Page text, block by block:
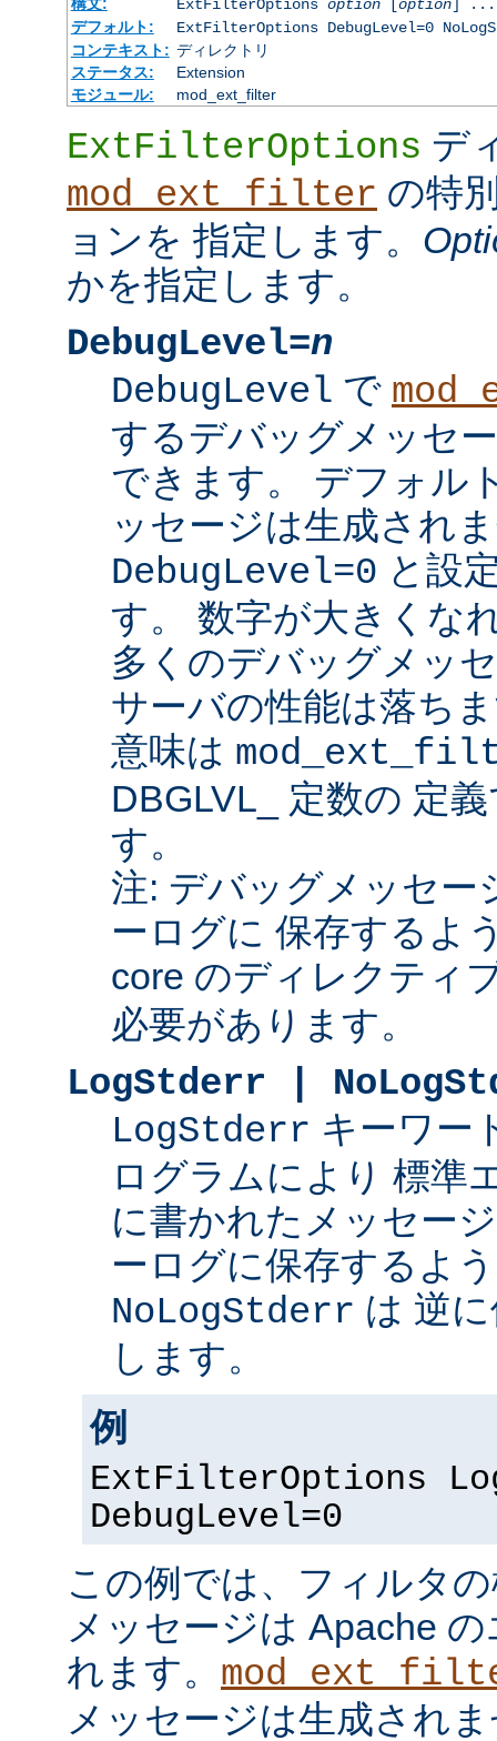
ExtFilterOptions option[ option] ...
デフォルト:
ExtFilterOptions DebugLevel=0
コンテキスト: ディレクトリ
ステータス:
Extension
モジュール:
mod_ext_filter
ExtFilterOptions デ
mod_ext_filter の特
ョンを 指定します。
かを指定します。
DebugLevel=n
DebugLevel で
するデバッグメッセ
できます。 デフォル
ッセージは生成され
DebugLevel=0 と設
す。 数字が大きくな
多くのデバッグメッ
サーバの性能は落ち
意味は
DBGLVL_ 定数の 定
す。
注: デバッグメッセー
ーログに 保存するよ
core のディレクティ
必要があります。
LogStderr |
LogStderr キーワー
ログラムにより 標準
に書かれたメッセー
ーログに保存するよ
NoLogStderr は 逆
します。
例
ExtFilterOptions
DebugLevel=0
この例では、フィルタ
メッセージは Apache
れます。
メッセージは生成され